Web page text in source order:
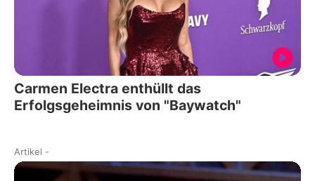
Carmen Electra enthüllt das
Erfolgsgeheimnis von "Baywatch"
Artikel -